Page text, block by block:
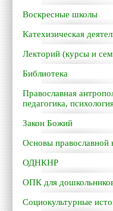
Воскресные школы
Катехизическая
Лекторий (курсы и
Библиотека
Православная
педагогика,
Закон Божий
Основы православной
ОДНКНР
ОПК для
Социокультурные